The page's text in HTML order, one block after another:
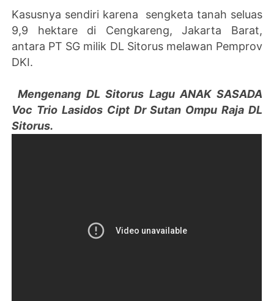
Kasusnya sendiri karena sengketa tanah seluas
9,9 hektare di Cengkareng, Jakarta Barat,
antara PT SG milik DL Sitorus melawan Pemprov
DKI.
Mengenang DL Sitorus Lagu ANAK SASADA
Voc Trio Lasidos Cipt Dr Sutan Ompu Raja DL
Sitorus.